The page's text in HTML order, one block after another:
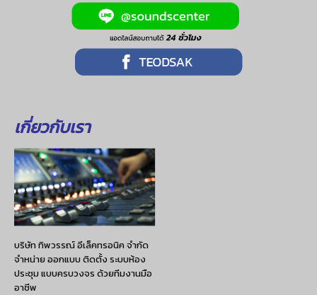
เกี่ยวกับเรา
บริษัท ทิพวรรณ์ อีเล็คทรอนิค จำกัด
จำหน่าย ออกแบบ ติดตั้ง ระบบห้อง
ประชุม แบบครบวงจร ด้วยทีมงานมือ
อาชีพ